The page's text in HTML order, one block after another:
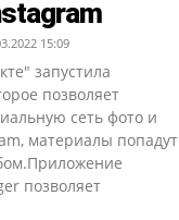
15:09
запустила
позволяет
сеть фото и
материалы попадут
позволяет